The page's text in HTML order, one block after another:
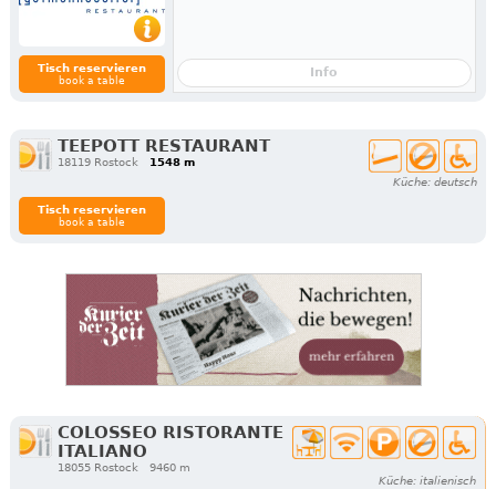
Tisch reservieren
book a table
Info
TEEPOTT RESTAURANT
18119 Rostock
1548 m
Küche: deutsch
Tisch reservieren
book a table
COLOSSEO RISTORANTE
ITALIANO
18055 Rostock
9460 m
Küche: italienisch